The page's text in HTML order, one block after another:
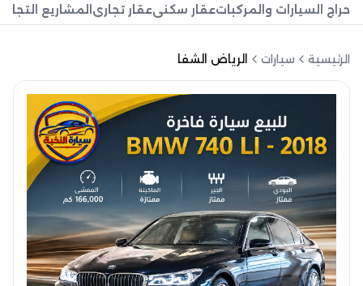
حراج السيارات والمركباتعقار سكنيعقار تجاري المشاريع
الرئيسية سيارات الرياض الشفا